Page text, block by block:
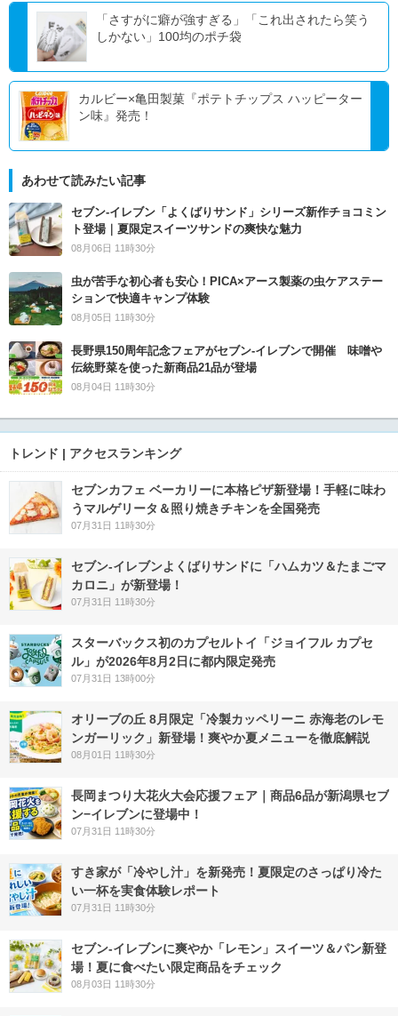
「さすがに癖が強すぎる」「これ出されたら笑う
しかない」100均のポチ袋
カルビー×亀田製菓『ポテトチップス ハッピーター
ン味』発売！
あわせて読みたい記事
セブン‐イレブン「よくばりサンド」シリーズ新作チョコミン
ト登場｜夏限定スイーツサンドの爽快な魅力
08月06日 11時30分
虫が苦手な初心者も安心！PICA×アース製薬の虫ケアステー
ションで快適キャンプ体験
08月05日 11時30分
長野県150周年記念フェアがセブン-イレブンで開催 味噌や
伝統野菜を使った新商品21品が登場
08月04日 11時30分
トレンド | アクセスランキング
セブンカフェ ベーカリーに本格ピザ新登場！手軽に味わ
うマルゲリータ＆照り焼きチキンを全国発売
07月31日 11時30分
セブン‐イレブンよくばりサンドに「ハムカツ＆たまごマ
カロニ」が新登場！
07月31日 11時30分
スターバックス初のカプセルトイ「ジョイフル カプセ
ル」が2026年8月2日に都内限定発売
07月31日 13時00分
オリーブの丘 8月限定「冷製カッペリーニ 赤海老のレモ
ンガーリック」新登場！爽やか夏メニューを徹底解説
08月01日 11時30分
長岡まつり大花火大会応援フェア｜商品6品が新潟県セブ
ン−イレブンに登場中！
07月31日 11時30分
すき家が「冷やし汁」を新発売！夏限定のさっぱり冷た
い一杯を実食体験レポート
07月31日 11時30分
セブン‐イレブンに爽やか「レモン」スイーツ＆パン新登
場！夏に食べたい限定商品をチェック
08月03日 11時30分